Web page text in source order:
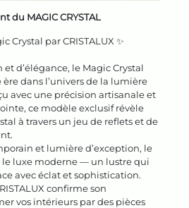
du MAGIC CRYSTAL
Crystal par CRISTALUX ✨
d’élégance, le Magic Crystal
dans l’univers de la lumière
avec une précision artisanale et
ce modèle exclusif révèle
à travers un jeu de reflets et de
et lumière d’exception, le
le luxe moderne — un lustre qui
avec éclat et sophistication.
confirme son
vos intérieurs par des pièces